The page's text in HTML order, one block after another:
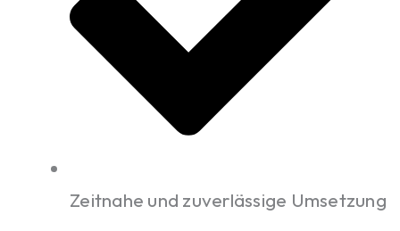
Zeitnahe und zuverlässige Umsetzung